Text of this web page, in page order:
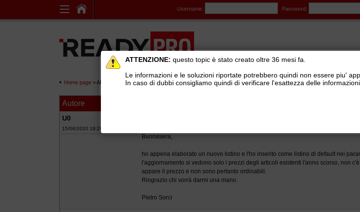
Username: Password:
Home page > AREE DI SUPPORTO TECNICO GRATUITO>Gestionale Ready Pro>Commerciale, listini di vendita,
Autore
U0
15/06/2020 18:28
Buonasera,
ho appena elaborato un nuovo listino e l'ho inserito come listino di default nei
l'aggiornamento si vedono solo i prezzi degli articoli esistenti l'anno scorso, non
appare il prezzo e non sono pertanto ordinabili.
Ringrazio chi vorrà darmi una mano.
Pietro Sorci
ATTENZIONE: questo topic è stato creato oltre 36 mesi fa.
Le informazioni e le soluzioni riportate potrebbero quindi non essere piu'
In caso di dubbi consigliamo quindi di verificare l'esattezza delle